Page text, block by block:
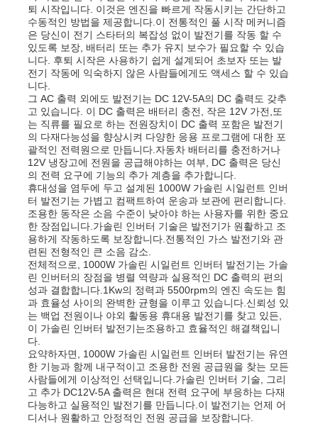
회사 소개
공장 투어
품질 관리
연락처
뉴스
모든 케이스
견적 요청
디젤 발전기 세트
가솔린 발전기 세트
퇴 시작입니다. 이것은 엔진을 빠르게 작동시키는 간단하고
수동적인 방법을 제공합니다.이 전통적인 풀 시작 메커니즘
은 당신이 전기 스타터의 복잡성 없이 발전기를 작동 할 수
있도록 보장, 배터리 또는 추가 유지 보수가 필요할 수 있습
니다. 후퇴 시작은 사용하기 쉽게 설계되어 초보자 또는 발
전기 작동에 익숙하지 않은 사람들에게도 액세스 할 수 있습
니다.
그 AC 출력 외에도 발전기는 DC 12V-5A의 DC 출력도 갖추
고 있습니다. 이 DC 출력은 배터리 충전, 작은 12V 가전,또
는 직류를 필요로 하는 전원장치이 DC 출력 포함은 발전기
의 다재다능성을 향상시켜 다양한 응용 프로그램에 대한 포
괄적인 전력원으로 만듭니다.자동차 배터리를 충전하거나
12V 냉장고에 전원을 공급해야하는 여부, DC 출력은 당신
의 전력 요구에 기능의 추가 계층을 추가합니다.
휴대성을 염두에 두고 설계된 1000W 가솔린 시일런트 인버
터 발전기는 가볍고 컴팩트하여 운송과 보관에 편리합니다.
조용한 동작은 소음 수준이 낮아야 하는 사용자를 위한 중요
한 장점입니다.가솔린 인버터 기술은 발전기가 원활하고 조
용하게 작동하도록 보장합니다.전통적인 가스 발전기와 관
련된 전형적인 큰 소음 감소.
전체적으로, 1000W 가솔린 시일런트 인버터 발전기는 가솔
린 인버터의 장점을 병렬 역량과 실용적인 DC 출력의 편의
성과 결합합니다.1Kw의 정력과 5500rpm의 엔진 속도는 힘
과 효율성 사이의 완벽한 균형을 이루고 있습니다.신뢰성 있
는 백업 전원이나 야외 활동용 휴대용 발전기를 찾고 있든,
이 가솔린 인버터 발전기는조용하고 효율적인 해결책입니
다.
요약하자면, 1000W 가솔린 시일런트 인버터 발전기는 유연
한 기능과 함께 내구적이고 조용한 전원 공급원을 찾는 모든
사람들에게 이상적인 선택입니다.가솔린 인버터 기술, 그리
고 추가 DC12V-5A 출력은 현대 전력 요구에 부응하는 다재
다능하고 실용적인 발전기를 만듭니다.이 발전기는 언제 어
디서나 원활하고 안정적인 전원 공급을 보장합니다.